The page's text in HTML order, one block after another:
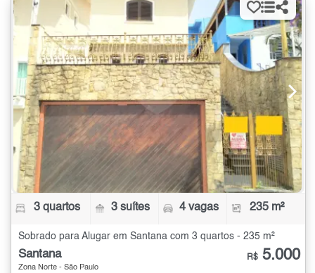
3 quartos 3 suítes 4 vagas 235 m²
Sobrado para Alugar em Santana com 3 quartos - 235 m²
Santana
Zona Norte - São Paulo
R$ 5.000